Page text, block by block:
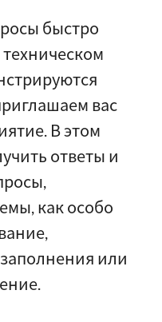
быстро
техническом
вас
В этом
ответы и
как особо
или